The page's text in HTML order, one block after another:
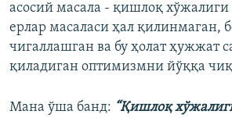
асосий масала - қишлоқ хўжалиги
ерлар масаласи ҳал қилинмаган,
чигаллашган ва бу ҳолат ҳужжат
қиладиган оптимизмни йўққа
Мана ўша банд: “Қишлоқ